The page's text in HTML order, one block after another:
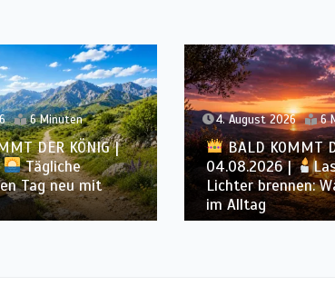
6 Minuten
DER KÖNIG |
Lasst eure
Wachsamkeit
3. August 2026 7
BALD KOMMT
03.08.2026 |
Heiligung beginnt